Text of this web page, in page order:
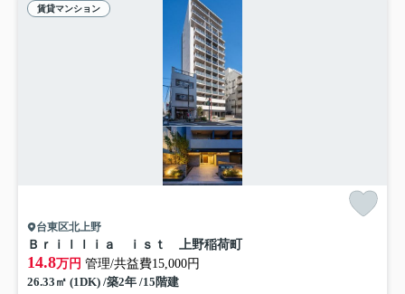
賃貸マンション
台東区北上野
Ｂｒｉｌｌｉａ ｉｓｔ 上野稲荷町
14.8万円 管理/共益費15,000円
26.33㎡ (1DK) /築2年 /15階建